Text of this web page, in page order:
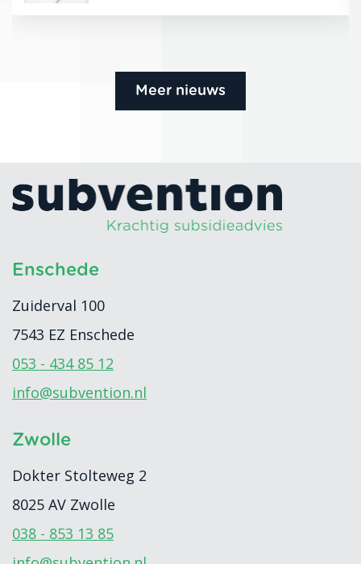
Meer nieuws
Enschede
Zuiderval 100
7543 EZ Enschede
053 - 434 85 12
info@subvention.nl
Zwolle
Dokter Stolteweg 2
8025 AV Zwolle
038 - 853 13 85